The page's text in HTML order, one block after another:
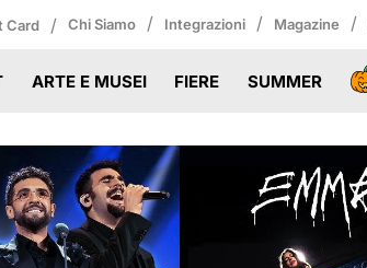
Card / Chi Siamo / Integrazioni / Magazine /
ARTE E MUSEI FIERE SUMMER